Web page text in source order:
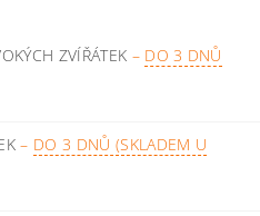
ZVÍŘÁTEK – DO 3 DNŮ
– DO 3 DNŮ (SKLADEM U